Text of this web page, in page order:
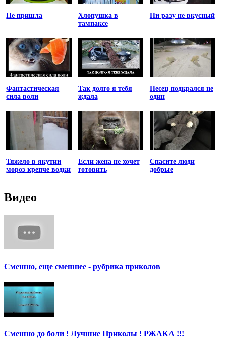
Не пришла
Хлопушка в
тампаксе
Ни разу не вкусный
Фантастическая
сила воли
Так долго я тебя
ждала
Песец подкрался не
один
Тяжело в якутии
мороз крепче водки
Если жена не хочет
готовить
Спасите люди
добрые
Видео
Смешно, еще смешнее - рубрика приколов
Смешно до боли ! Лучшие Приколы ! РЖАКА !!!